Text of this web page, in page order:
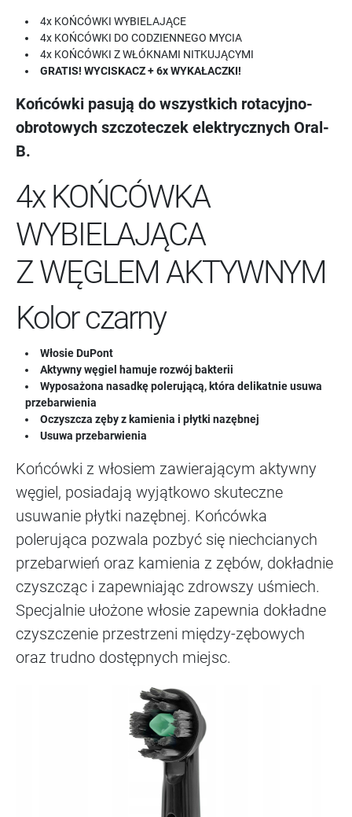
4x KOŃCÓWKI WYBIELAJĄCE
4x KOŃCÓWKI DO CODZIENNEGO MYCIA
4x KOŃCÓWKI Z WŁÓKNAMI NITKUJĄCYMI
GRATIS!WYCISKACZ + 6x WYKAŁACZKI!
Końcówki pasują do wszystkich rotacyjno-
obrotowych szczoteczek elektrycznych Oral-
B.
4x KOŃCÓWKA
WYBIELAJĄCA
Z WĘGLEM AKTYWNYM
Kolor czarny
Włosie DuPont
Aktywny węgiel hamuje rozwój bakterii
Wyposażona nasadkę polerującą, która delikatnie usuwa
przebarwienia
Oczyszcza zęby z kamienia i płytki nazębnej
Usuwa przebarwienia
Końcówki z włosiem zawierającym aktywny
węgiel, posiadają wyjątkowo skuteczne
usuwanie płytki nazębnej. Końcówka
polerująca pozwala pozbyć się niechcianych
przebarwień oraz kamienia z zębów, dokładnie
czyszcząc i zapewniając zdrowszy uśmiech.
Specjalnie ułożone włosie zapewnia dokładne
czyszczenie przestrzeni między-zębowych
oraz trudno dostępnych miejsc.